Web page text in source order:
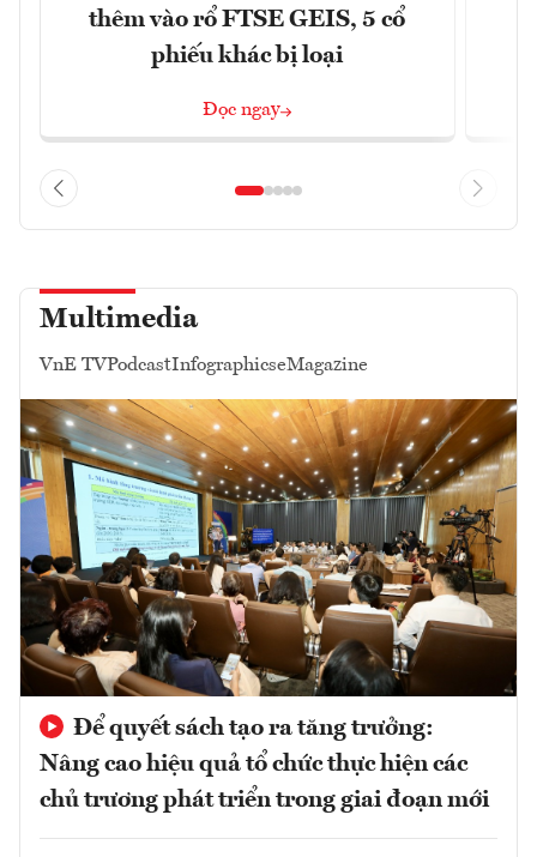
thêm vào rổ FTSE GEIS, 5 cổ
phiếu khác bị loại
Đọc ngay
Multimedia
VnE TVPodcastInfographicseMagazine
Để quyết sách tạo ra tăng trưởng:
Nâng cao hiệu quả tổ chức thực hiện các
chủ trương phát triển trong giai đoạn mới